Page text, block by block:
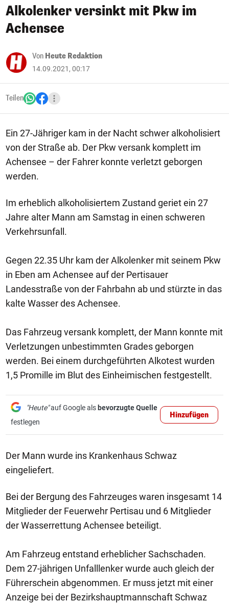
Alkolenker versinkt mit Pkw im
Achensee
Von Heute Redaktion
14.09.2021, 00:17
Teilen
Ein 27-Jähriger kam in der Nacht schwer alkoholisiert
von der Straße ab. Der Pkw versank komplett im
Achensee – der Fahrer konnte verletzt geborgen
werden.
Im erheblich alkoholisiertem Zustand geriet ein 27
Jahre alter Mann am Samstag in einen schweren
Verkehrsunfall.
Gegen 22.35 Uhr kam der Alkolenker mit seinem Pkw
in Eben am Achensee auf der Pertisauer
Landesstraße von der Fahrbahn ab und stürzte in das
kalte Wasser des Achensee.
Das Fahrzeug versank komplett, der Mann konnte mit
Verletzungen unbestimmten Grades geborgen
werden. Bei einem durchgeführten Alkotest wurden
1,5 Promille im Blut des Einheimischen festgestellt.
"Heute"auf Google als bevorzugte Quelle
festlegen
Hinzufügen
Der Mann wurde ins Krankenhaus Schwaz
eingeliefert.
Bei der Bergung des Fahrzeuges waren insgesamt 14
Mitglieder der Feuerwehr Pertisau und 6 Mitglieder
der Wasserrettung Achensee beteiligt.
Am Fahrzeug entstand erheblicher Sachschaden.
Dem 27-jährigen Unfalllenker wurde auch gleich der
Führerschein abgenommen. Er muss jetzt mit einer
Anzeige bei der Bezirkshauptmannschaft Schwaz